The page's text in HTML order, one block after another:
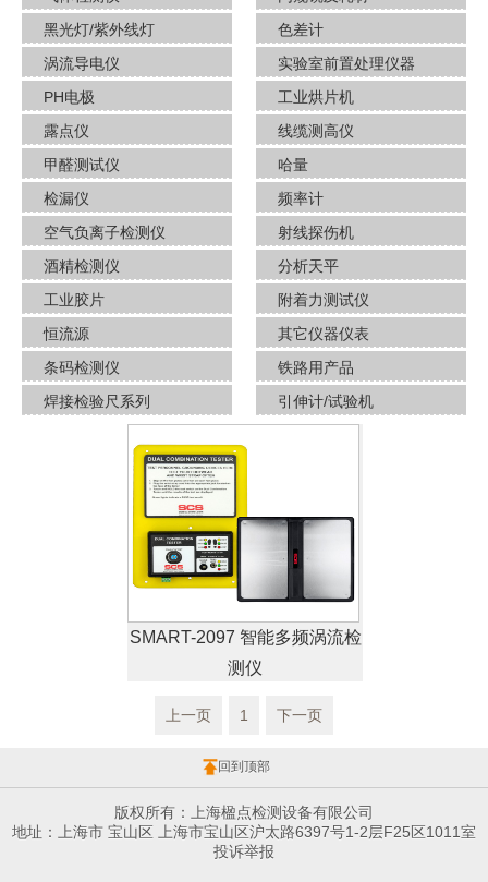
黑光灯/紫外线灯
色差计
涡流导电仪
实验室前置处理仪器
PH电极
工业烘片机
露点仪
线缆测高仪
甲醛测试仪
哈量
检漏仪
频率计
空气负离子检测仪
射线探伤机
酒​精检测仪
分析天平
工业胶片
附着力测试仪
恒流源
其它仪器仪表
条码检测仪
铁路用产品
焊接检验尺系列
引伸计/试验机
SMART-2097 智能多频涡流检
测仪
上一页 1 下一页
回到顶部
版权所有：上海楹点检测设备有限公司
地址：上海市 宝山区 上海市宝山区沪太路6397号1-2层F25区1011室
投诉举报